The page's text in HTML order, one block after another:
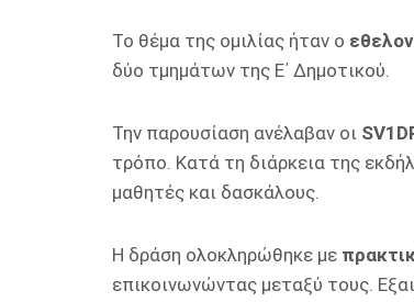
Το θέμα της ομιλίας ήταν ο
δύο τμημάτων της Ε΄ Δημοτικού.
Την παρουσίαση ανέλαβαν οι
τρόπο. Κατά τη διάρκεια της
μαθητές και δασκάλους.
Η δράση ολοκληρώθηκε με
επικοινωνώντας μεταξύ τους.